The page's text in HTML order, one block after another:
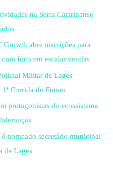
na Serra Catarinense
Growth abre inscrições para
foco em escalar vendas
Militar de Lages
1ª Corrida do Futuro
protagonistas do ecossistema
nomeado secretário municipal
de Lages